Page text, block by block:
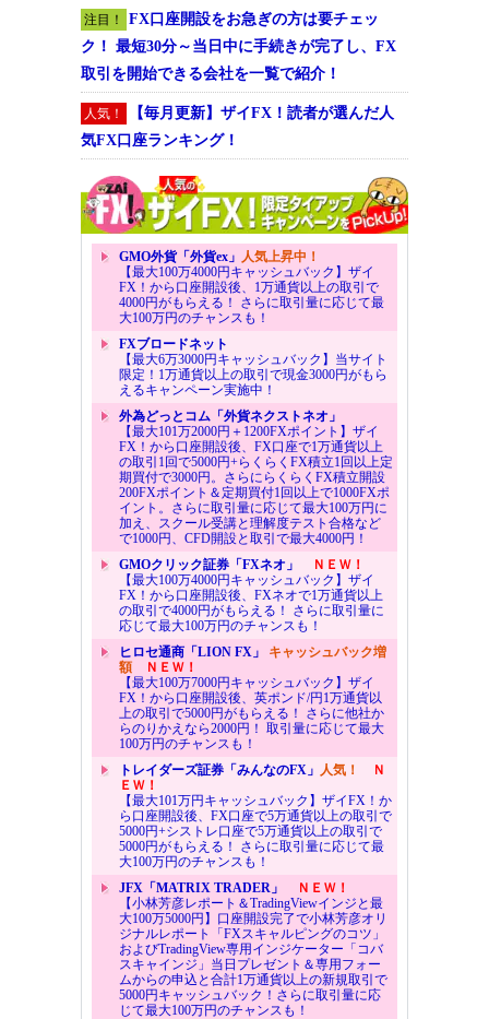
注目！
FX口座開設をお急ぎの方は要チェッ
ク！ 最短30分～当日中に手続きが完了し、FX
取引を開始できる会社を一覧で紹介！
人気！
【毎月更新】ザイFX！読者が選んだ人
気FX口座ランキング！
GMO外貨「外貨ex」 人気上昇中！
【最大100万4000円キャッシュバック】ザイ
FX！から口座開設後、1万通貨以上の取引で
4000円がもらえる！ さらに取引量に応じて最
大100万円のチャンスも！
FXブロードネット
【最大6万3000円キャッシュバック】当サイト
限定！1万通貨以上の取引で現金3000円がもら
えるキャンペーン実施中！
外為どっとコム「外貨ネクストネオ」
【最大101万2000円＋1200FXポイント】ザイ
FX！から口座開設後、FX口座で1万通貨以上
の取引1回で5000円+らくらくFX積立1回以上定
期買付で3000円。さらにらくらくFX積立開設
200FXポイント＆定期買付1回以上で1000FXポ
イント。さらに取引量に応じて最大100万円に
加え、スクール受講と理解度テスト合格など
で1000円、CFD開設と取引で最大4000円！
GMOクリック証券「FXネオ」
ＮＥＷ！
【最大100万4000円キャッシュバック】ザイ
FX！から口座開設後、FXネオで1万通貨以上
の取引で4000円がもらえる！ さらに取引量に
応じて最大100万円のチャンスも！
ヒロセ通商「LION FX」 キャッシュバック増
額ＮＥＷ！
【最大100万7000円キャッシュバック】ザイ
FX！から口座開設後、英ポンド/円1万通貨以
上の取引で5000円がもらえる！ さらに他社か
らのりかえなら2000円！ 取引量に応じて最大
100万円のチャンスも！
トレイダーズ証券「みんなのFX」 人気！
Ｎ
ＥＷ！
【最大101万円キャッシュバック】ザイFX！か
ら口座開設後、FX口座で5万通貨以上の取引で
5000円+シストレ口座で5万通貨以上の取引で
5000円がもらえる！ さらに取引量に応じて最
大100万円のチャンスも！
JFX「MATRIX TRADER」
ＮＥＷ！
【小林芳彦レポート＆TradingViewインジと最
大100万5000円】口座開設完了で小林芳彦オリ
ジナルレポート「FXスキャルピングのコツ」
およびTradingView専用インジケーター「コバ
スキャインジ」当日プレゼント＆専用フォー
ムからの申込と合計1万通貨以上の新規取引で
5000円キャッシュバック！さらに取引量に応
じて最大100万円のチャンスも！